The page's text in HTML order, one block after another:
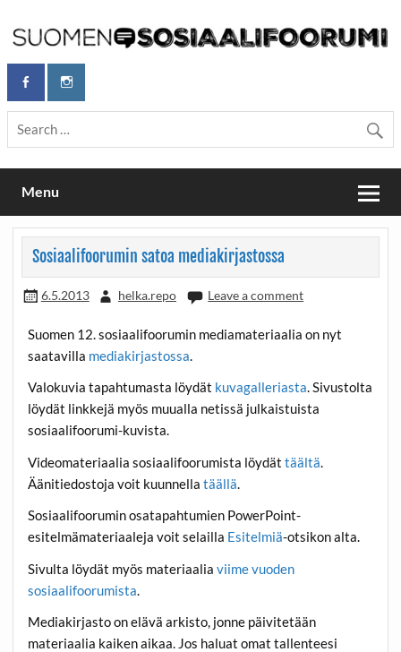
content
Maailmanparannuspäivät / Suomen
Sosiaalifoorumi
Maailmanparannuspäivät Lapinlahden Lähteellä, Helsingissä
26.–27.9.2026
Menu
Sosiaalifoorumin satoa mediakirjastossa
6.5.2013 helka.repo Leave a comment
Suomen 12. sosiaalifoorumin mediamateriaalia on nyt
saatavilla mediakirjastossa.
Valokuvia tapahtumasta löydät kuvagalleriasta. Sivustolta
löydät linkkejä myös muualla netissä julkaistuista
sosiaalifoorumi-kuvista.
Videomateriaalia sosiaalifoorumista löydättäältä.
Äänitiedostoja voit kuunnellatäällä.
Sosiaalifoorumin osatapahtumien PowerPoint-
esitelmämateriaaleja voit selailla Esitelmiä-otsikon alta.
Sivulta löydät myös materiaaliaviime vuoden
sosiaalifoorumista
Mediakirjasto on elävä arkisto, jonne päivitetään
materiaalia kaiken aikaa. Jos haluat omat tallenteesi